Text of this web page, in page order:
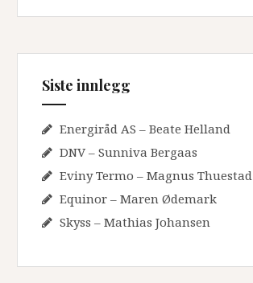
Siste innlegg
Energiråd AS – Beate Helland
DNV – Sunniva Bergaas
Eviny Termo – Magnus Thuestad
Equinor – Maren Ødemark
Skyss – Mathias Johansen